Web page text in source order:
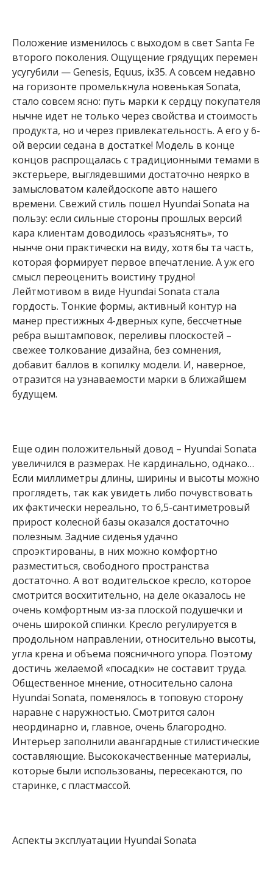
Положение изменилось с выходом в свет Santa Fe
второго поколения. Ощущение грядущих перемен
усугубили — Genesis, Equus, ix35. А совсем недавно
на горизонте промелькнула новенькая Sonata,
стало совсем ясно: путь марки к сердцу покупателя
нычне идет не только через свойства и стоимость
продукта, но и через привлекательность. А его у 6-
ой версии седана в достатке! Модель в конце
концов распрощалась с традиционными темами в
экстерьере, выглядевшими достаточно неярко в
замысловатом калейдоскопе авто нашего
времени. Свежий стиль пошел Hyundai Sonata на
пользу: если сильные стороны прошлых версий
кара клиентам доводилось «разъяснять», то
нынче они практически на виду, хотя бы та часть,
которая формирует первое впечатление. А уж его
смысл переоценить воистину трудно!
Лейтмотивом в виде Hyundai Sonata стала
гордость. Тонкие формы, активный контур на
манер престижных 4-дверных купе, бессчетные
ребра выштамповок, переливы плоскостей –
свежее толкование дизайна, без сомнения,
добавит баллов в копилку модели. И, наверное,
отразится на узнаваемости марки в ближайшем
будущем.
Еще один положительный довод – Hyundai Sonata
увеличился в размерах. Не кардинально, однако…
Если миллиметры длины, ширины и высоты можно
проглядеть, так как увидеть либо почувствовать
их фактически нереально, то 6,5-сантиметровый
прирост колесной базы оказался достаточно
полезным. Задние сиденья удачно
спроэктированы, в них можно комфортно
разместиться, свободного пространства
достаточно. А вот водительское кресло, которое
смотрится восхитительно, на деле оказалось не
очень комфортным из-за плоской подушечки и
очень широкой спинки. Кресло регулируется в
продольном направлении, относительно высоты,
угла крена и объема поясничного упора. Поэтому
достичь желаемой «посадки» не составит труда.
Общественное мнение, относительно салона
Hyundai Sonata, поменялось в топовую сторону
наравне с наружностью. Смотрится салон
неординарно и, главное, очень благородно.
Интерьер заполнили авангардные стилистические
составляющие. Высококачественные материалы,
которые были использованы, пересекаются, по
старинке, с пластмассой.
Аспекты эксплуатации Hyundai Sonata